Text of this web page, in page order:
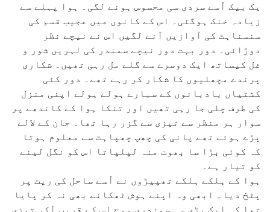
یک بیک اُسے سردی سی محسوس ہونے لگی۔ ہوا پہلے سے
زیادہ خنک ہوگئی۔ اس کے کانوں میں عجیب قسم کی
سنسناہٹ کی آوازیں آنے لگیں اس نے نیچے نظر
دوڑائی۔ دور بہت دور نیچے سمندر کی لہریں شور و
غل کیساتھ ایک دوسرے سے گلے مل رہی تھیں۔ شکاری
پرندے مچھلیوں کا شکار کر رہے تھے۔ دور کئی
کشتیاں بادبانوں کے سہارے ہولے ہولے اپنی منزل
کی طرف چلی جا رہی تھیں اور تنکا ہوا کے کاندھے پر
سوار ہر منظر سے تیزی سے گزر رہا تھا۔ جان کے لالے
پڑے ہوئے تھے پانی کی چھپ چھپاہٹ سے معلوم ہوتا
کہ کوئی بڑا سا بھوت منہ لپلپاتا اس کو نگل لینے
کو تیار ہے۔
ہوا کے ہلکے ہلکے تھپیڑوں نے اُسے ساحل کی ریت پر
پٹخ دیا۔ ابھی وہ اپنے ہوش ٹھکانے بھی نہ کر پایا
تھا کہ ایک بڑی سی سمندری موج اس کے قریب آکر تیزی